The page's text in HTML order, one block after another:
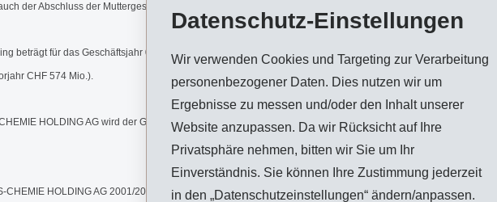
Datenschutz-Einstellungen
Wir verwenden Cookies und Targeting zur Verarbeitung
personenbezogener Daten. Dies nutzen wir um
Ergebnisse zu messen und/oder den Inhalt unserer
Website anzupassen. Da wir Rücksicht auf Ihre
Privatsphäre nehmen, bitten wir Sie um Ihr
Einverständnis. Sie können Ihre Zustimmung jederzeit
in den „Datenschutzeinstellungen“ ändern/anpassen.
der Abschluss der Muttergesellschaft - der EMS-CHEMIE HOLDING AG, die ihr Geschäftsjahr auf den 30.
beträgt für das Geschäftsjahr 01.05.2001 bis 30.04.2002 CHF 196 Mio. (Vorjahr CHF 238 Mio.). Der
CHF 574 Mio.).
HOLDING AG wird der Generalversammlung vom 17. August 2002 - wie in den Vorjahren -
CHEMIE HOLDING AG 2001/2002 sowie die detaillierte Traktandenliste werden in der zweiten Hälfte Juli